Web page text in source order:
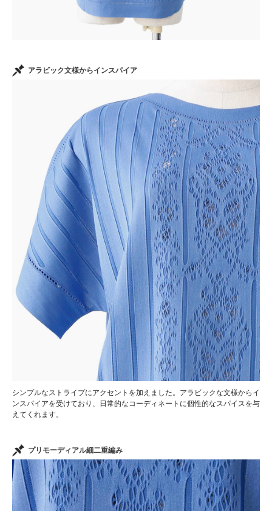
アラビック文様からインスパイア
シンプルなストライプにアクセントを加えました。アラビックな文様からイ
ンスパイアを受けており、日常的なコーディネートに個性的なスパイスを与
えてくれます。
プリモーディアル細二重編み